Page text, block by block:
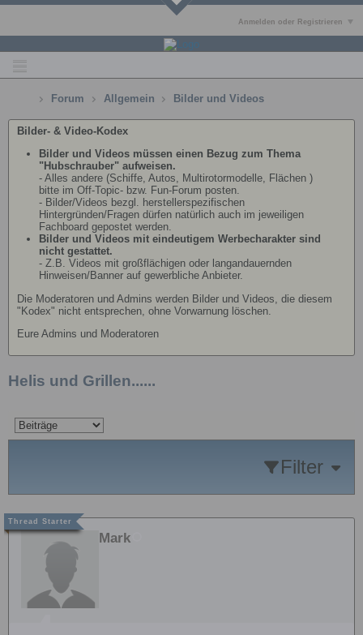
Anmelden oder Registrieren
Forum Allgemein Bilder und Videos
Bilder- & Video-Kodex
Bilder und Videos müssen einen Bezug zum Thema
"Hubschrauber" aufweisen.
- Alles andere (Schiffe, Autos, Multirotormodelle, Flächen )
bitte im Off-Topic- bzw. Fun-Forum posten.
- Bilder/Videos bezgl. herstellerspezifischen
Hintergründen/Fragen dürfen natürlich auch im jeweiligen
Fachboard gepostet werden.
Bilder und Videos mit eindeutigem Werbecharakter sind
nicht gestattet.
- Z.B. Videos mit großflächigen oder langandauernden
Hinweisen/Banner auf gewerbliche Anbieter.
Die Moderatoren und Admins werden Bilder und Videos, die diesem
"Kodex" nicht entsprechen, ohne Vorwarnung löschen.
Eure Admins und Moderatoren
Helis und Grillen......
Filter
Mark